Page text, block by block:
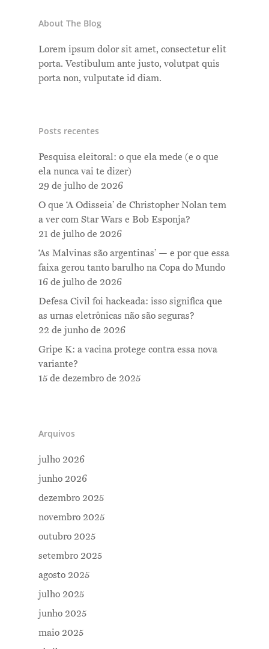
About The Blog
Lorem ipsum dolor sit amet, consectetur elit
porta. Vestibulum ante justo, volutpat quis
porta non, vulputate id diam.
Posts recentes
Pesquisa eleitoral: o que ela mede (e o que
ela nunca vai te dizer)
29 de julho de 2026
O que ‘A Odisseia’ de Christopher Nolan tem
a ver com Star Wars e Bob Esponja?
21 de julho de 2026
‘As Malvinas são argentinas’ — e por que essa
faixa gerou tanto barulho na Copa do Mundo
16 de julho de 2026
Defesa Civil foi hackeada: isso significa que
as urnas eletrônicas não são seguras?
22 de junho de 2026
Gripe K: a vacina protege contra essa nova
variante?
15 de dezembro de 2025
Arquivos
julho 2026
junho 2026
dezembro 2025
novembro 2025
outubro 2025
setembro 2025
agosto 2025
julho 2025
junho 2025
maio 2025
Me Explica ?
Notícias
Newsletter
Contatos